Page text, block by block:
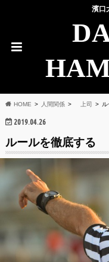
濱口
HOME 人間関係 上司
2019.04.26
ルールを徹底する